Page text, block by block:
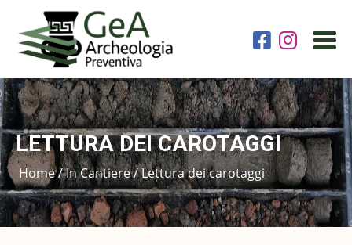
HOME
ARCHEOLOGIA PREVENTIVA
IN CANTIERE
LETTURA DEI CAROTAGGI
Home/In Cantiere/Lettura dei carotaggi